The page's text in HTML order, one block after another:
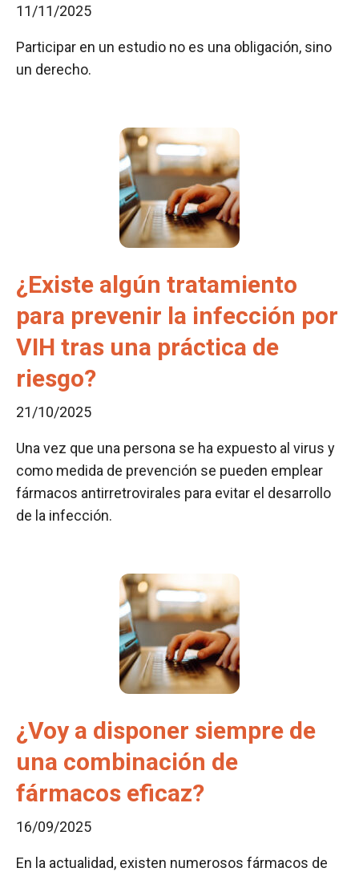
11/11/2025
Participar en un estudio no es una obligación, sino
un derecho.
¿Existe algún tratamiento
para prevenir la infección por
VIH tras una práctica de
riesgo?
21/10/2025
Una vez que una persona se ha expuesto al virus y
como medida de prevención se pueden emplear
fármacos antirretrovirales para evitar el desarrollo
de la infección.
¿Voy a disponer siempre de
una combinación de
fármacos eficaz?
16/09/2025
En la actualidad, existen numerosos fármacos de